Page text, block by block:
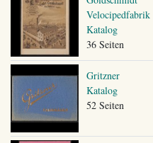
Velocipedfabrik
Katalog
36 Seiten
Gritzner
Katalog
52 Seiten